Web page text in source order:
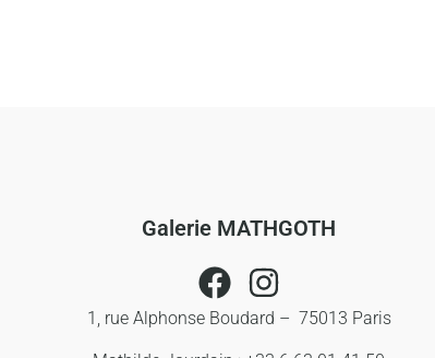
Galerie MATHGOTH
1, rue Alphonse Boudard – 75013 Paris